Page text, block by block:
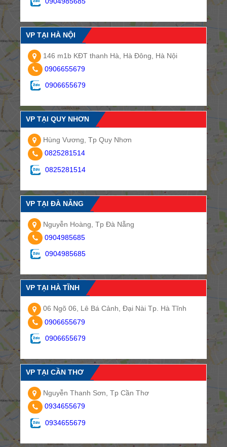
VP TẠI HÀ NỘI
146 m1b KĐT thanh Hà, Hà Đông, Hà Nội
0906655679
0906655679
VP TẠI QUY NHƠN
Hùng Vương, Tp Quy Nhơn
0825281514
0825281514
VP TẠI ĐÀ NẴNG
Nguyễn Hoàng, Tp Đà Nẵng
0904985685
0904985685
VP TẠI HÀ TĨNH
06 Ngõ 06, Lê Bá Cảnh, Đại Nài Tp. Hà Tĩnh
0906655679
0906655679
VP TẠI CẦN THƠ
Nguyễn Thanh Sơn, Tp Cần Thơ
0934655679
0934655679